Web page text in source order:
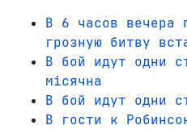
В 6 часов вечера
грозную битву
В бой идут одни
місячна
В бой идут одни
В гости к